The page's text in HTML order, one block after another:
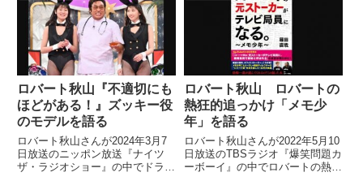
ロバート秋山『不適切にも
ほどがある！』ズッキー役
のモデルを語る
ロバート秋山さんが2024年3月7
日放送のニッポン放送『ナイツ
ザ・ラジオショー』の中でドラマ
ロバート秋山 ロバートの
熱狂的追っかけ「メモ少
年」を語る
ロバート秋山さんが2022年5月10
日放送のTBSラジオ『爆笑問題カ
ーボーイ』の中でロバートの熱狂